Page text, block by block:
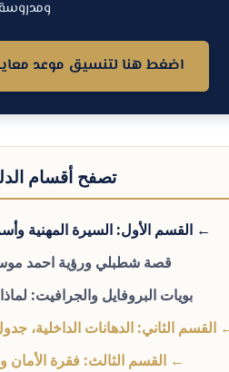
اضغط هنا لتنسيق موعد
تصفح أقسام
← القسم الأول: السيرة المهنية
قصة شطبلي ورؤية احمد
بويات البروفايل والجرافيت:
الثاني: الدهانات الداخلية، جدول
← القسم الثالث: فقرة الأمان